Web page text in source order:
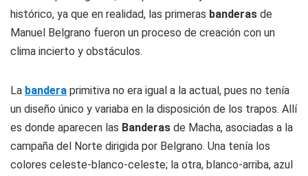
histórico, ya que en realidad, las primeras banderas de
Manuel Belgrano fueron un proceso de creación con un
clima incierto y obstáculos.
La bandera primitiva no era igual a la actual, pues no tenía
un diseño único y variaba en la disposición de los trapos. Allí
es donde aparecen las Banderas de Macha, asociadas a la
campaña del Norte dirigida por Belgrano. Una tenía los
colores celeste-blanco-celeste; la otra, blanco-arriba, azul